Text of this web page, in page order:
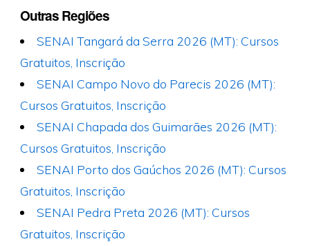
Outras Regiões
SENAI Tangará da Serra 2026 (MT): Cursos
Gratuitos, Inscrição
SENAI Campo Novo do Parecis 2026 (MT):
Cursos Gratuitos, Inscrição
SENAI Chapada dos Guimarães 2026 (MT):
Cursos Gratuitos, Inscrição
SENAI Porto dos Gaúchos 2026 (MT): Cursos
Gratuitos, Inscrição
SENAI Pedra Preta 2026 (MT): Cursos
Gratuitos, Inscrição